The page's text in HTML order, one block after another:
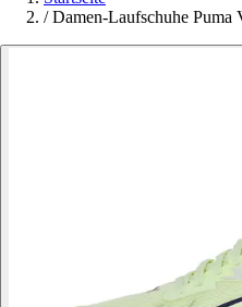
/ Damen-Laufschuhe Puma